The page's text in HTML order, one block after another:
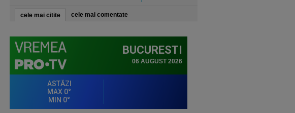
cele mai citite cele mai comentate